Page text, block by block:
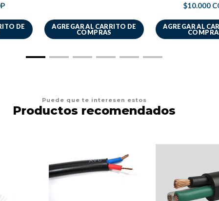
DE AGREGAR AL CARRITO DE
COMPRAS
$10.000
AGREGAR AL
Puede que te interesen estos
Productos recomendados